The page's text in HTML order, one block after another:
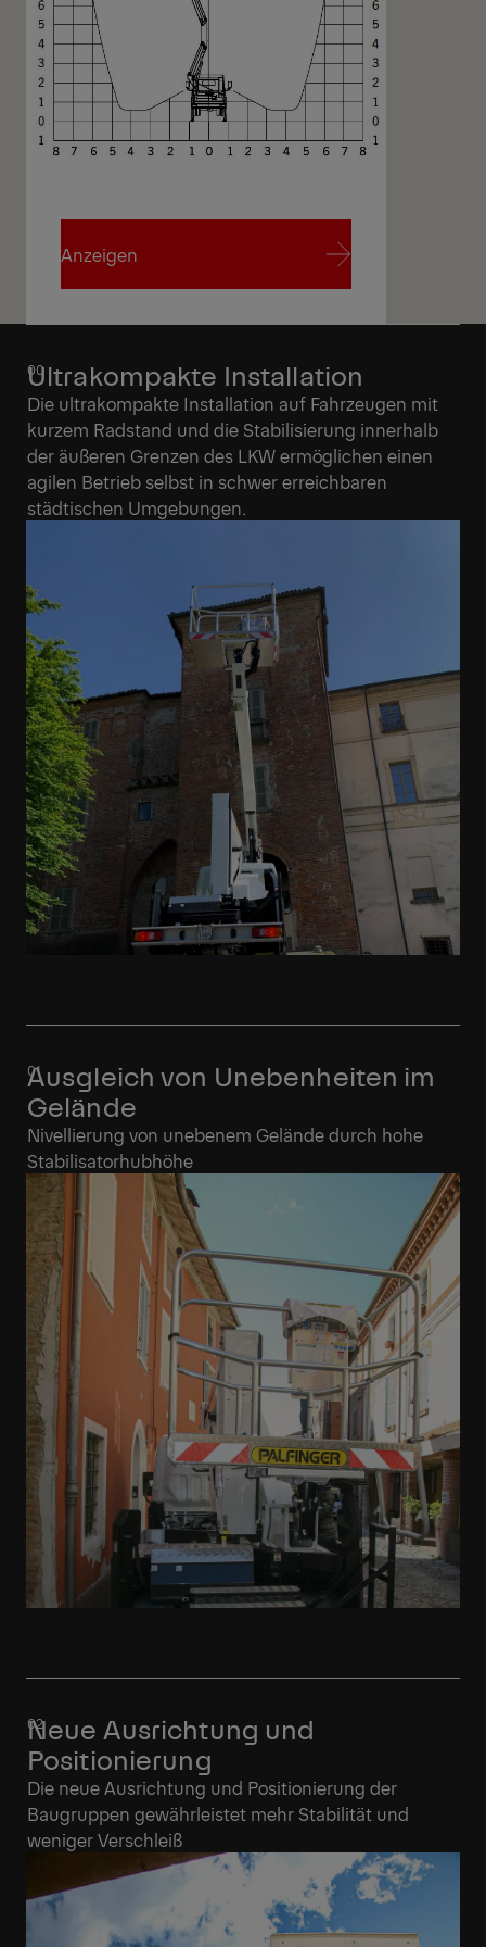
Anzeigen
Anzeigen
Ultrakompakte Installation
Die ultrakompakte Installation auf Fahrzeugen mit
kurzem Radstand und die Stabilisierung innerhalb
der äußeren Grenzen des LKW ermöglichen einen
agilen Betrieb selbst in schwer erreichbaren
städtischen Umgebungen.
Ausgleich von Unebenheiten im
Gelände
Nivellierung von unebenem Gelände durch hohe
Stabilisatorhubhöhe
Neue Ausrichtung und
Positionierung
Die neue Ausrichtung und Positionierung der
Baugruppen gewährleistet mehr Stabilität und
weniger Verschleiß